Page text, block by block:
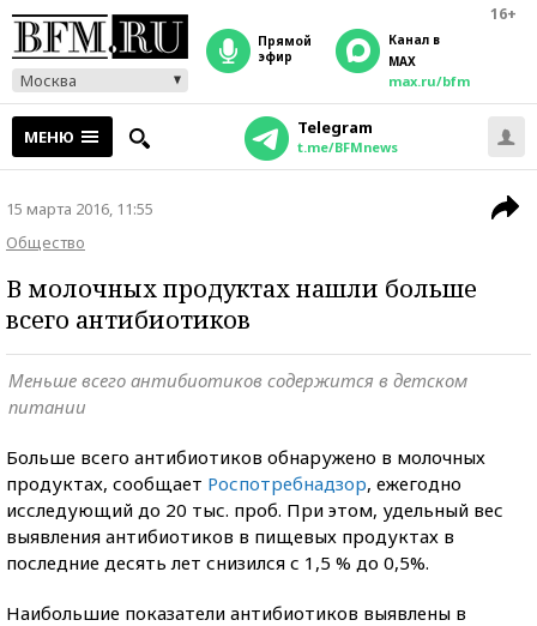
16+
Москва
прямой
эфир
Канал в
MAX
max.ru/bfm
МЕНЮ Telegram
t.me/BFMnews
15 марта 2016, 11:55
Общество
В молочных продуктах нашли больше
всего антибиотиков
Меньше всего антибиотиков содержится в детском
питании
Больше всего антибиотиков обнаружено в молочных
продуктах, сообщает Роспотребнадзор, ежегодно
исследующий до 20 тыс. проб. При этом, удельный вес
выявления антибиотиков в пищевых продуктах в
последние десять лет снизился с 1,5 % до 0,5%.
Наибольшие показатели антибиотиков выявлены в